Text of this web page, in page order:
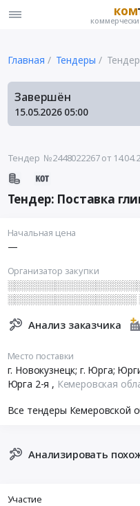
ком
Главная Тендеры
Завершён
15.05.2026 05:00
Тендер №2448022267от
Тендер: Поставка
Начальная цена
—
Организатор закупки
Анализ заказчика
Место поставки
г. Новокузнецк; г. Юрга;
Юрга 2-я , Кемеровская
Все тендеры Кемеровской
Анализировать
Участие